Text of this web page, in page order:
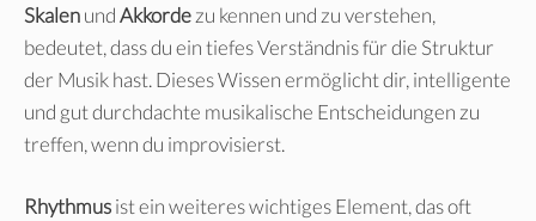
SkalenundAkkordezu kennen und zu verstehen,
bedeutet, dass du ein tiefes Verständnis für die Struktur
der Musik hast. Dieses Wissen ermöglicht dir, intelligente
und gut durchdachte musikalische Entscheidungen zu
treffen, wenn du improvisierst.
Rhythmusist ein weiteres wichtiges Element, das oft